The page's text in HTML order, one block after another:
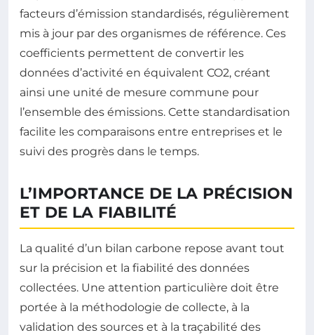
facteurs d’émission standardisés, régulièrement
mis à jour par des organismes de référence. Ces
coefficients permettent de convertir les
données d’activité en équivalent CO2, créant
ainsi une unité de mesure commune pour
l’ensemble des émissions. Cette standardisation
facilite les comparaisons entre entreprises et le
suivi des progrès dans le temps.
L’IMPORTANCE DE LA PRÉCISION
ET DE LA FIABILITÉ
La qualité d’un bilan carbone repose avant tout
sur la précision et la fiabilité des données
collectées. Une attention particulière doit être
portée à la méthodologie de collecte, à la
validation des sources et à la traçabilité des